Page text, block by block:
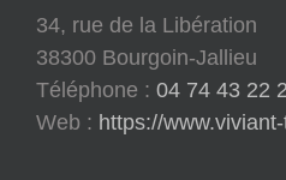
34, rue de la Libération
38300 Bourgoin-Jallieu
Téléphone : 04 74 43 22
Web : https://